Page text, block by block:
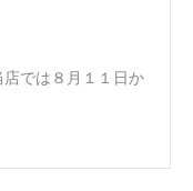
では８月１１日か